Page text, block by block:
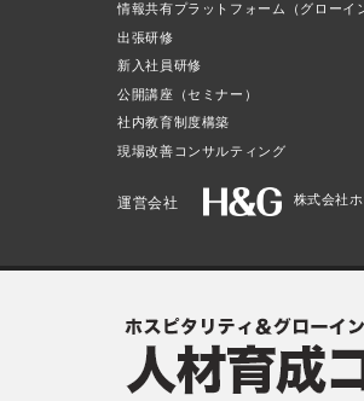
情報共有プラットフォーム（グローイ
出張研修
新入社員研修
公開講座（セミナー）
社内教育制度構築
現場改善コンサルティング
運営会社 株式会社